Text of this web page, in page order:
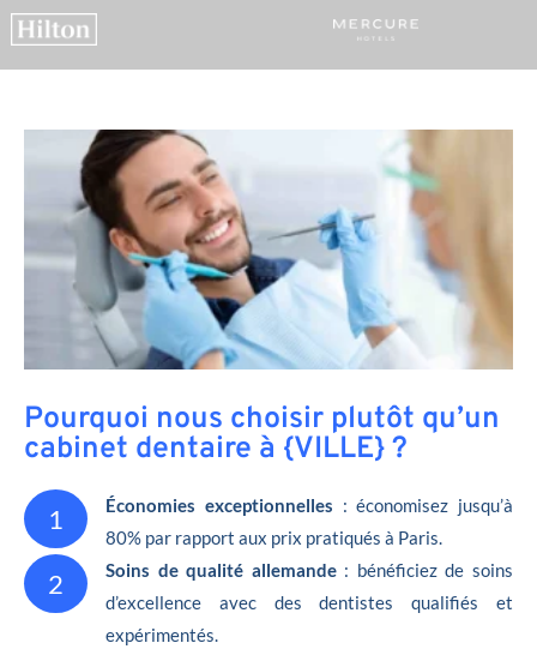
Pourquoi nous choisir plutôt qu’un
cabinet dentaire à {VILLE} ?
1 Économies exceptionnelles : économisez jusqu’à
80% par rapport aux prix pratiqués à Paris.
2 Soins de qualité allemande: bénéficiez de soins
d’excellence avec des dentistes qualifiés et
expérimentés.